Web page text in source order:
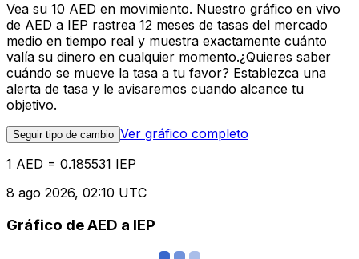
Vea su 10 AED en movimiento. Nuestro gráfico en vivo
de AED a IEP rastrea 12 meses de tasas del mercado
medio en tiempo real y muestra exactamente cuánto
valía su dinero en cualquier momento.¿Quieres saber
cuándo se mueve la tasa a tu favor? Establezca una
alerta de tasa y le avisaremos cuando alcance tu
objetivo.
Seguir tipo de cambio Ver gráfico completo
1 AED = 0.185531 IEP
8 ago 2026, 02:10 UTC
Gráfico de AED a IEP